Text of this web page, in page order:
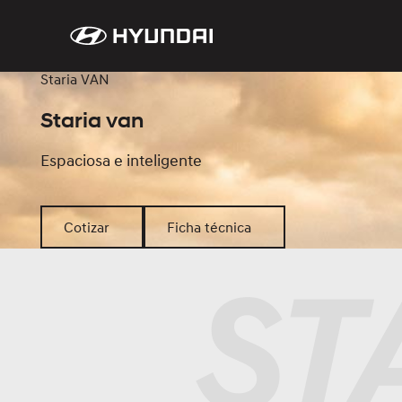
Staria VAN
Staria van
Espaciosa e inteligente
Cotizar
Cotizar
Ficha técnica
Ficha técnica